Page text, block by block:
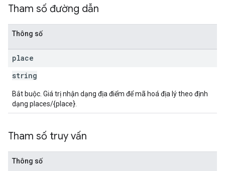
Tham số đường dẫn
Thông số
place
string
Bắt buộc. Giá trị nhận dạng địa điểm để mã hoá địa lý theo định
dạng places/{place}.
Tham số truy vấn
Thông số